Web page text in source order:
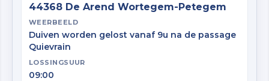
44368 De Arend Wortegem-Petegem
WEERBEELD
Duiven worden gelost vanaf 9u na de passage
Quievrain
LOSSINGSUUR
09:00